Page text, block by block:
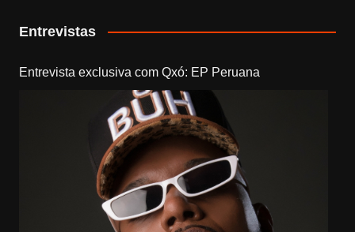
Entrevistas
Entrevista exclusiva com Qxó: EP Peruana